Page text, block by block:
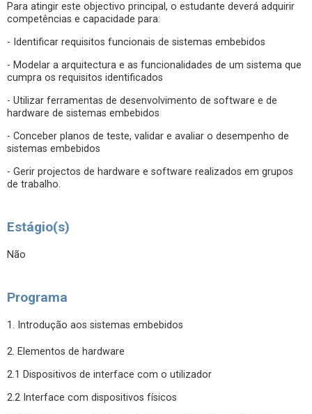
Para atingir este objectivo principal, o estudante deverá adquirir
competências e capacidade para:
- Identificar requisitos funcionais de sistemas embebidos
- Modelar a arquitectura e as funcionalidades de um sistema que
cumpra os requisitos identificados
- Utilizar ferramentas de desenvolvimento de software e de
hardware de sistemas embebidos
- Conceber planos de teste, validar e avaliar o desempenho de
sistemas embebidos
- Gerir projectos de hardware e software realizados em grupos
de trabalho.
Estágio(s)
Não
Programa
1. Introdução aos sistemas embebidos
2. Elementos de hardware
2.1 Dispositivos de interface com o utilizador
2.2 Interface com dispositivos físicos